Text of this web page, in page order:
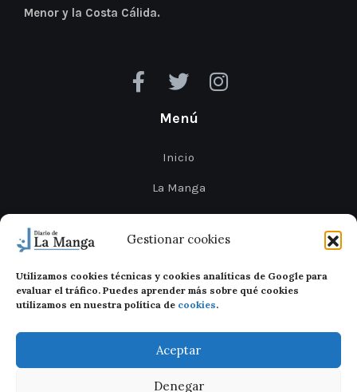
Gestionar cookies
Utilizamos cookies técnicas y cookies analíticas de Google para
evaluar el tráfico. Puedes aprender más sobre qué cookies
utilizamos en nuestra política de cookies.
Aceptar
Denegar
Menor y la Costa Cálida.
Menú
Inicio
La Manga
Cabo de Palos
Mar Menor
Cartagena
San Javier